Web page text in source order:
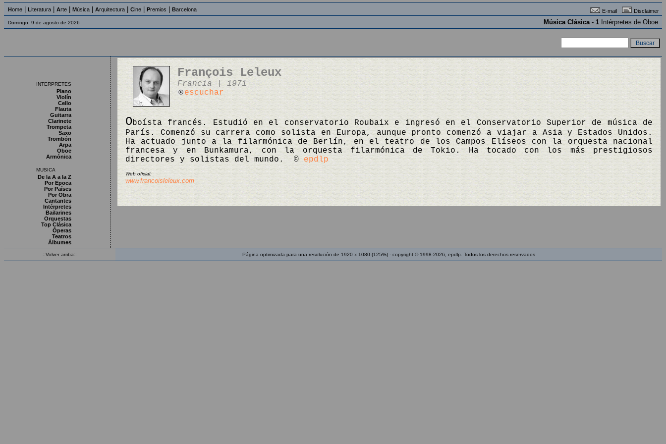
Home Literatura Arte Música Arquitectura Cine Premios Barcelona E-mail Disclaimer
Domingo, 9 de agosto de 2026 Música Clásica - 1 Intérpretes de Oboe
INTERPRETES
Piano
Violín
Cello
Flauta
Guitarra
Clarinete
Trompeta
Saxo
Trombón
Arpa
Oboe
Armónica
MUSICA
De la A a la Z
Por Epoca
Por Países
Por Obra
Cantantes
Intérpretes
Bailarines
Orquestas
Top Clásica
Óperas
Teatros
Álbumes
François Leleux
Francia | 1971
escuchar
Oboísta francés. Estudió en el conservatorio Roubaix e ingresó en el Conservatorio Superior de música de
París. Comenzó su carrera como solista en Europa, aunque pronto comenzó a viajar a Asia y Estados Unidos.
Ha actuado junto a la filarmónica de Berlín, en el teatro de los Campos Elíseos con la orquesta nacional
francesa y en Bunkamura, con la orquesta filarmónica de Tokio. Ha tocado con los más prestigiosos
directores y solistas del mundo. © epdlp
Web oficial:
www.francoisleleux.com
::Volver arriba:: Página optimizada para una resolución de 1920 x 1080 (125%) - copyright © 1998-2026, epdlp. Todos los derechos reservados